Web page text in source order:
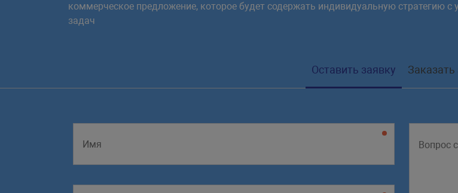
коммерческое предложение, которое будет содержать индивидуальную стратегию с
задач
Оставить заявку Заказать